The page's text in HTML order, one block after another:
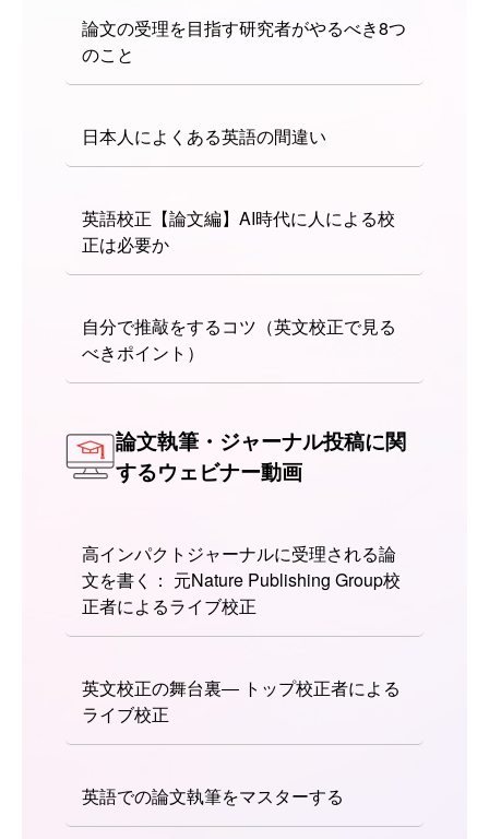
論文の受理を目指す研究者がやるべき8つ
のこと
日本人によくある英語の間違い
英語校正【論文編】AI時代に人による校
正は必要か
自分で推敲をするコツ（英文校正で見る
べきポイント）
論文執筆・ジャーナル投稿に関
するウェビナー動画
高インパクトジャーナルに受理される論
文を書く： 元Nature Publishing Group校
正者によるライブ校正
英文校正の舞台裏― トップ校正者による
ライブ校正
英語での論文執筆をマスターする